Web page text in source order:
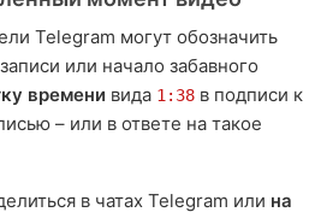
Telegram могут обозначить
или начало забавного
времени вида 1:38 в подписи к
– или в ответе на такое
в чатах Telegram или на